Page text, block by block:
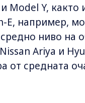
Model Y, както
E, например,
ниво на
Ariya и
от средната